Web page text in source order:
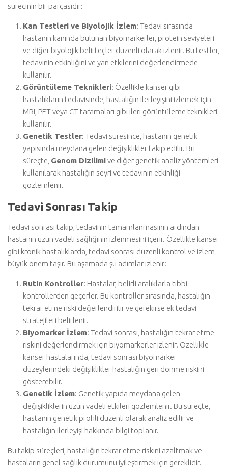
sürecinin bir parçasıdır:
Kan Testleri ve Biyolojik İzlem: Tedavi sırasında
hastanın kanında bulunan biyomarkerler, protein seviyeleri
ve diğer biyolojik belirteçler düzenli olarak izlenir. Bu testler,
tedavinin etkinliğini ve yan etkilerini değerlendirmede
kullanılır.
Görüntüleme Teknikleri: Özellikle kanser gibi
hastalıkların tedavisinde, hastalığın ilerleyişini izlemek için
MRI, PET veya CT taramaları gibi ileri görüntüleme teknikleri
kullanılır.
Genetik Testler: Tedavi süresince, hastanın genetik
yapısında meydana gelen değişiklikler takip edilir. Bu
süreçte, Genom Dizilimive diğer genetik analiz yöntemleri
kullanılarak hastalığın seyri ve tedavinin etkinliği
gözlemlenir.
Tedavi Sonrası Takip
Tedavi sonrası takip, tedavinin tamamlanmasının ardından
hastanın uzun vadeli sağlığının izlenmesini içerir. Özellikle kanser
gibi kronik hastalıklarda, tedavi sonrası düzenli kontrol ve izlem
büyük önem taşır. Bu aşamada şu adımlar izlenir:
Rutin Kontroller: Hastalar, belirli aralıklarla tıbbi
kontrollerden geçerler. Bu kontroller sırasında, hastalığın
tekrar etme riski değerlendirilir ve gerekirse ek tedavi
stratejileri belirlenir.
Biyomarker İzlem: Tedavi sonrası, hastalığın tekrar etme
riskini değerlendirmek için biyomarkerler izlenir. Özellikle
kanser hastalarında, tedavi sonrası biyomarker
düzeylerindeki değişiklikler hastalığın geri dönme riskini
gösterebilir.
Genetik İzlem: Genetik yapıda meydana gelen
değişikliklerin uzun vadeli etkileri gözlemlenir. Bu süreçte,
hastanın genetik profili düzenli olarak analiz edilir ve
hastalığın ilerleyişi hakkında bilgi toplanır.
Bu takip süreçleri, hastalığın tekrar etme riskini azaltmak ve
hastaların genel sağlık durumunu iyileştirmek için gereklidir.